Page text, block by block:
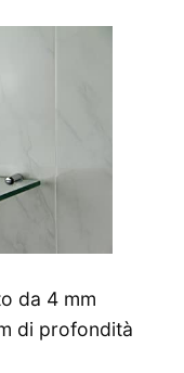
da 4 mm
di profondità